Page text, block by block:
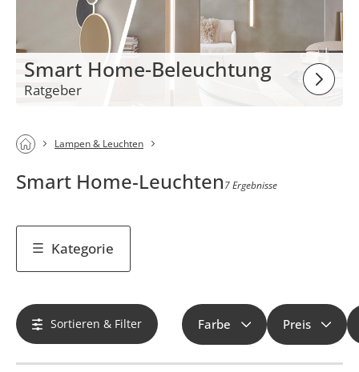
Smart Home-Beleuchtung
Ratgeber
Lampen & Leuchten
Smart Home-Leuchten7 Ergebnisse
Kategorie
Sortieren & Filter Farbe Preis